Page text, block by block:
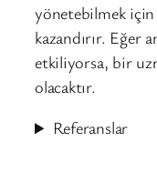
yönetebilmek için
kazandırır. Eğer
etkiliyorsa, bir
olacaktır.
Referanslar